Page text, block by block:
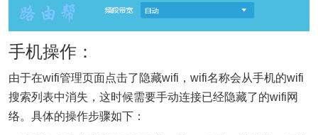
手机操作：
由于在wifi管理页面点击了隐藏wifi，wifi名称会从手机的wifi
搜索列表中消失，这时候需要手动连接已经隐藏了的wifi网
络。具体的操作步骤如下：